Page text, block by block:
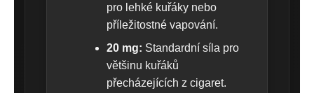
pro lehké kuřáky nebo
příležitostné vapování.
20 mg: Standardní síla pro
většinu kuřáků
přecházejících z cigaret.